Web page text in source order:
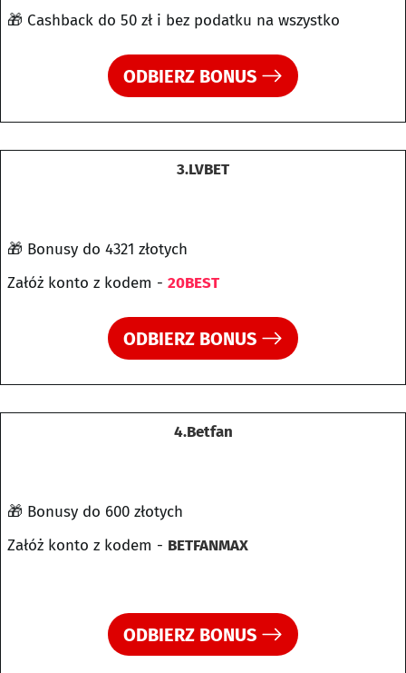
🎁 Cashback do 50 zł i bez podatku na wszystko
ODBIERZ BONUS
3.LVBET
🎁 Bonusy do 4321 złotych
Załóż konto z kodem - 20BEST
ODBIERZ BONUS
4.Betfan
🎁 Bonusy do 600 złotych
Załóż konto z kodem - BETFANMAX
ODBIERZ BONUS